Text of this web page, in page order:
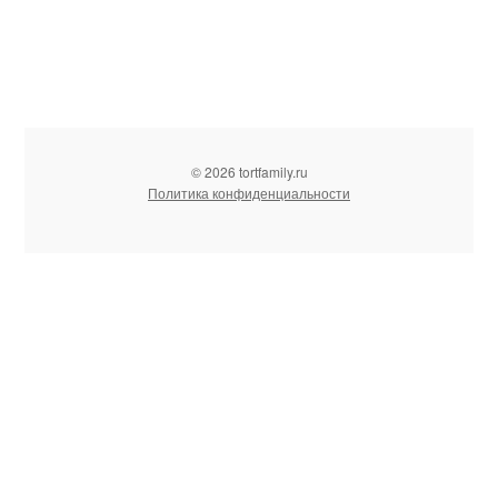
© 2026 tortfamily.ru
Политика конфиденциальности